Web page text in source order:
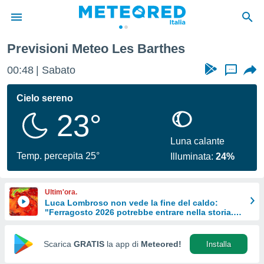
di
per
le
di
Web
Previsioni Meteo Les Barthes
00:48 Sabato ...
Cielo sereno
23°
Temp. percepita 25°
Luna calante
Illuminata:24%
Ultim'ora.
Luca Lombroso non vede la fine del caldo:
"Ferragosto 2026 potrebbe entrare nella storia.
Scarica GRATIS la app di Meteored! Installa